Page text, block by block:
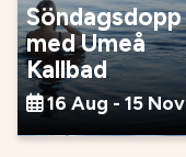
Söndagsdopp
med Umeå
Kallbad
16 Aug - 15 Nov